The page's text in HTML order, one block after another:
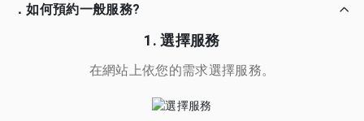
．如何預約一般服務?
1. 選擇服務
在網站上依您的需求選擇服務。